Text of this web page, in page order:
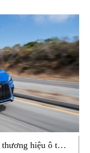
thương hiệu ô tô